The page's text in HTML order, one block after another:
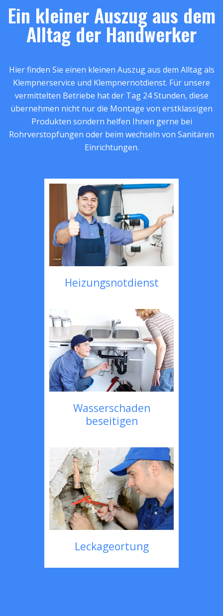
Ein kleiner Auszug aus dem
Alltag der Handwerker
Hier finden Sie einen kleinen Auszug aus dem Alltag als
Klempnerservice und Klempnernotdienst. Für unsere
vermittelten Betriebe hat der Tag 24 Stunden, diese
übernehmen nicht nur die Montage von erstklassigen
Produkten sondern helfen Ihnen gerne bei
Rohrverstopfungen oder beim wechseln von Sanitären
Einrichtungen.
Heizungsnotdienst
Wasserschaden
beseitigen
Leckageortung